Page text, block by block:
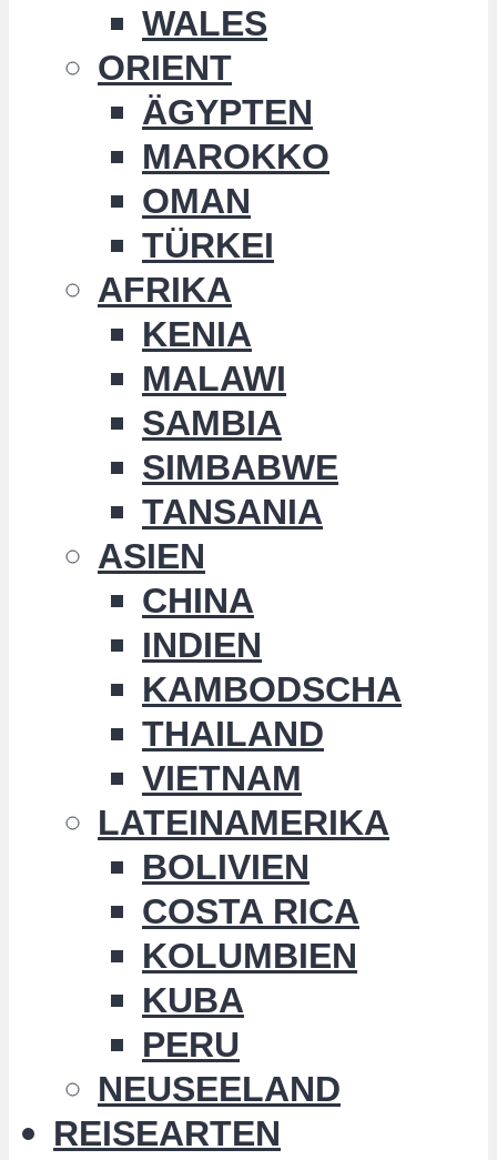
WALES
ORIENT
ÄGYPTEN
MAROKKO
OMAN
TÜRKEI
AFRIKA
KENIA
MALAWI
SAMBIA
SIMBABWE
TANSANIA
ASIEN
CHINA
INDIEN
KAMBODSCHA
THAILAND
VIETNAM
LATEINAMERIKA
BOLIVIEN
COSTA RICA
KOLUMBIEN
KUBA
PERU
NEUSEELAND
REISEARTEN